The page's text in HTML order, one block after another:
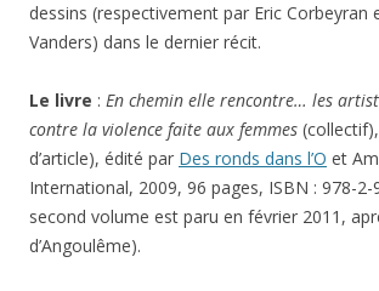
dessins (respectivement par Eric Corbeyran
Vanders) dans le dernier récit.
Le livre : En chemin elle rencontre… les
contre la violence faite aux femmes
d’article), édité par Des ronds dans l’O et
International, 2009, 96 pages, ISBN : 978-2-
second volume est paru en février 2011,
d’Angoulême).